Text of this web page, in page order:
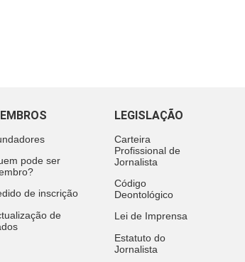
pode ser
de inscrição
de
LEGISLAÇÃO
Carteira
Profissional de
Jornalista
Código
Deontológico
Lei de Imprensa
Estatuto do
Jornalista